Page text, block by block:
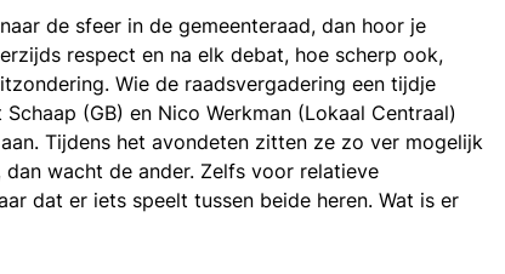
de sfeer in de gemeenteraad, dan hoor je
respect en na elk debat, hoe scherp ook,
Wie de raadsvergadering een tijdje
(GB) en Nico Werkman (Lokaal Centraal)
Tijdens het avondeten zitten ze zo ver mogelijk
wacht de ander. Zelfs voor relatieve
dat er iets speelt tussen beide heren. Wat is er